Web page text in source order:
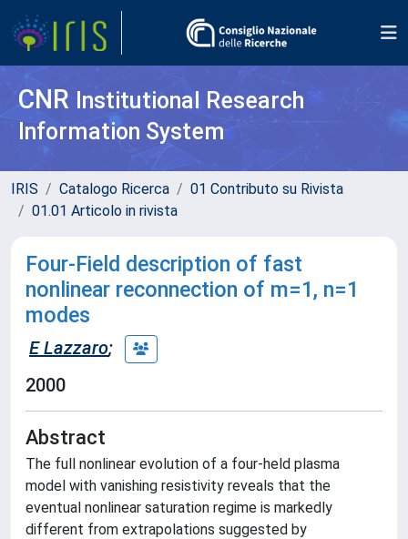
CNR Institutional Research
Information System
IRIS Catalogo Ricerca
01 Contributo su Rivista
01.01 Articolo in rivista
Four-Field description of fast
nonlinear reconnection of m=1, n=1
modes
E Lazzaro;
2000
Abstract
The full nonlinear evolution of a four-held plasma
model with vanishing resistivity reveals that the
eventual nonlinear saturation regime is markedly
different from extrapolations suggested by